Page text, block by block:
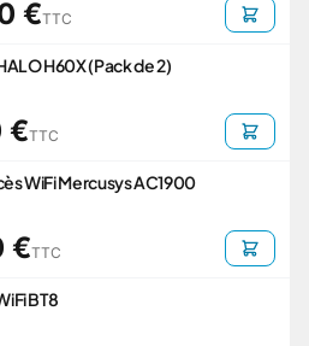
€TTC
H60X (Pack de 2)
€TTC
WiFi Mercusys AC1900
€TTC
BT8